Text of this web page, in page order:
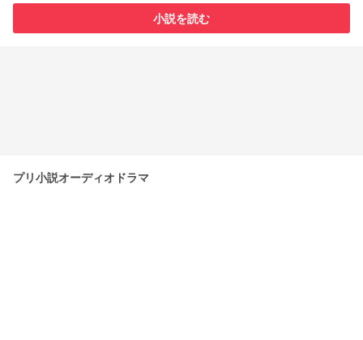
小説を読む
プリ小説オーディオドラマ